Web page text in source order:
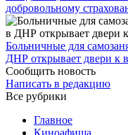
добровольному
Больничные для
ДНР открывает двери к
Сообщить новость
Написать в редакцию
Все рубрики
Главное
Киноафиша